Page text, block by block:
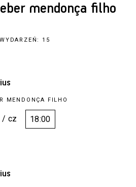
mendonça filho
15
MENDONÇA FILHO
/ cz 18:00